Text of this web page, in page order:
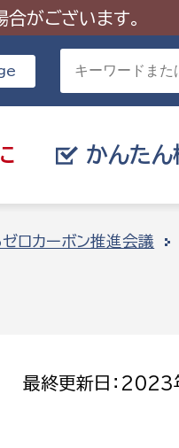
がございます。
かんたん
目的を選
証明
ロカーボン推進会議
最終更新日：2023